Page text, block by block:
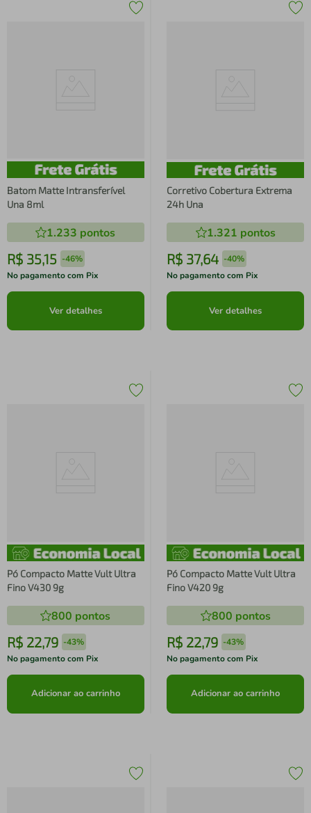
Batom Matte Intransferível
Una 8ml
1.233 pontos
R$ 35,15 -46%
No pagamento com Pix
Ver detalhes
Corretivo Cobertura Extrema
24h Una
1.321 pontos
R$ 37,64 -40%
No pagamento com Pix
Ver detalhes
Pó Compacto Matte Vult Ultra
Fino V430 9g
800 pontos
R$ 22,79 -43%
No pagamento com Pix
Adicionar ao carrinho
Pó Compacto Matte Vult Ultra
Fino V420 9g
800 pontos
R$ 22,79 -43%
No pagamento com Pix
Adicionar ao carrinho